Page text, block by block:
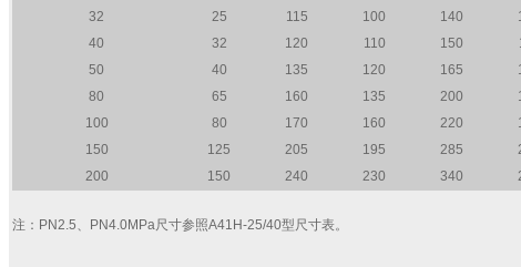
32
25 115 100 140
40
32 120 110 150
50
40 135 120 165
80
65 160 135 200
100
80 170 160 220
150
125 205 195 285
200
150 240 230 340
注：PN2.5、PN4.0MPa尺寸参照A41H-25/40型尺寸表。